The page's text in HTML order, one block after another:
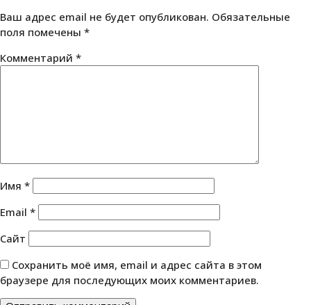
Ваш адрес email не будет опубликован. Обязательные
поля помечены *
Комментарий *
Имя *
Email *
Сайт
Сохранить моё имя, email и адрес сайта в этом
браузере для последующих моих комментариев.